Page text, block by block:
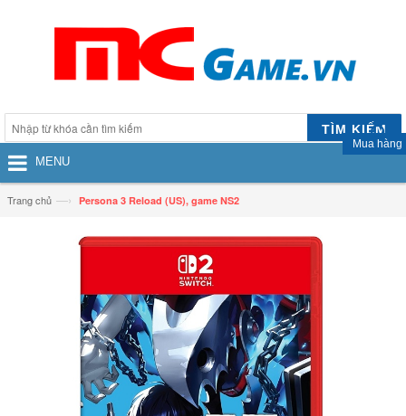
TÌM KIẾM
Mua hàng
MENU
Trang chủ —› Persona 3 Reload (US), game NS2